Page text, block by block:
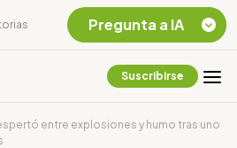
Suscribirse
entre explosiones y humo tras uno
Pregunta a IA
Chevron Ecuador